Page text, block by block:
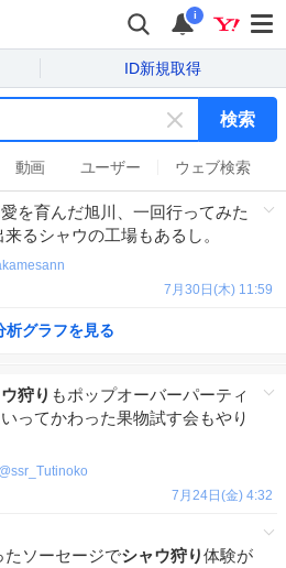
i
ID新規取得
キ
ー
ワ
ー
ド
消
検索
動画 ユーザー ウェブ検索
を育んだ旭川、一回行ってみた
来るシャウの工場もあるし。
7月30日(木) 11:59
析グラフを見る
狩り もポップオーバーパーティ
ってかわった果物試す会もやり
@ssr_Tutinoko
7月24日(金) 4:32
たソーセージでシャウ狩り体験が